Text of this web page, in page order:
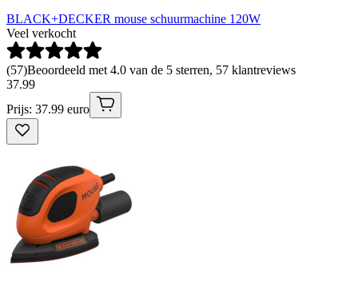
BLACK+DECKER mouse schuurmachine 120W
Veel verkocht
(57)Beoordeeld met 4.0 van de 5 sterren, 57 klantreviews
37.99
Prijs: 37.99 euro